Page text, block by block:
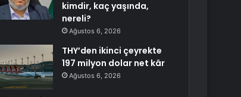
kimdir, kaç yaşında,
nereli?
Ağustos 6, 2026
THY’den ikinci çeyrekte
197 milyon dolar net kâr
Ağustos 6, 2026